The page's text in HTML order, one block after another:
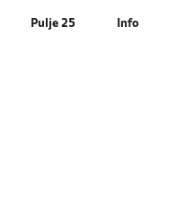
Pulje 25 Info